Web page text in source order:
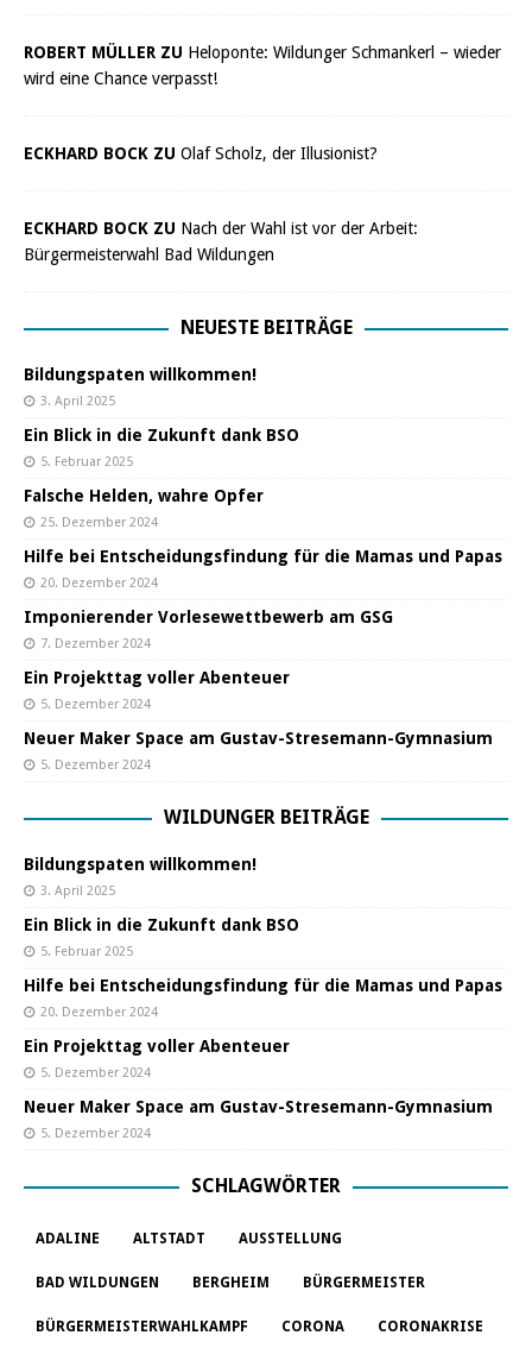
ROBERT MÜLLER ZU Heloponte: Wildunger Schmankerl – wieder
wird eine Chance verpasst!
ECKHARD BOCK ZU Olaf Scholz, der Illusionist?
ECKHARD BOCK ZU Nach der Wahl ist vor der Arbeit:
Bürgermeisterwahl Bad Wildungen
NEUESTE BEITRÄGE
Bildungspaten willkommen!
3. April 2025
Ein Blick in die Zukunft dank BSO
5. Februar 2025
Falsche Helden, wahre Opfer
25. Dezember 2024
Hilfe bei Entscheidungsfindung für die Mamas und Papas
20. Dezember 2024
Imponierender Vorlesewettbewerb am GSG
7. Dezember 2024
Ein Projekttag voller Abenteuer
5. Dezember 2024
Neuer Maker Space am Gustav-Stresemann-Gymnasium
5. Dezember 2024
WILDUNGER BEITRÄGE
Bildungspaten willkommen!
3. April 2025
Ein Blick in die Zukunft dank BSO
5. Februar 2025
Hilfe bei Entscheidungsfindung für die Mamas und Papas
20. Dezember 2024
Ein Projekttag voller Abenteuer
5. Dezember 2024
Neuer Maker Space am Gustav-Stresemann-Gymnasium
5. Dezember 2024
SCHLAGWÖRTER
ADALINE ALTSTADT AUSSTELLUNG
BAD WILDUNGEN BERGHEIM BÜRGERMEISTER
BÜRGERMEISTERWAHLKAMPF CORONA CORONAKRISE